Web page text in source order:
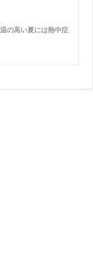
の高い夏には熱中症